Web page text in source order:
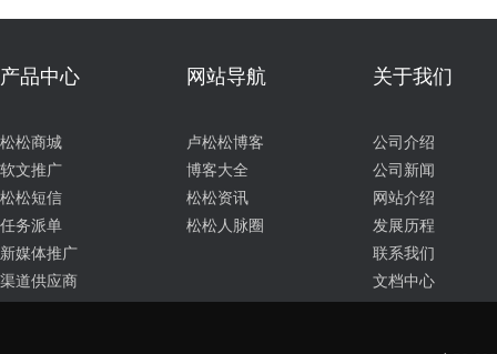
产品中心
松松商城
软文推广
松松短信
任务派单
新媒体推广
渠道供应商
网站导航
卢松松博客
博客大全
松松资讯
松松人脉圈
关于我们
公司介绍
公司新闻
网站介绍
发展历程
联系我们
文档中心